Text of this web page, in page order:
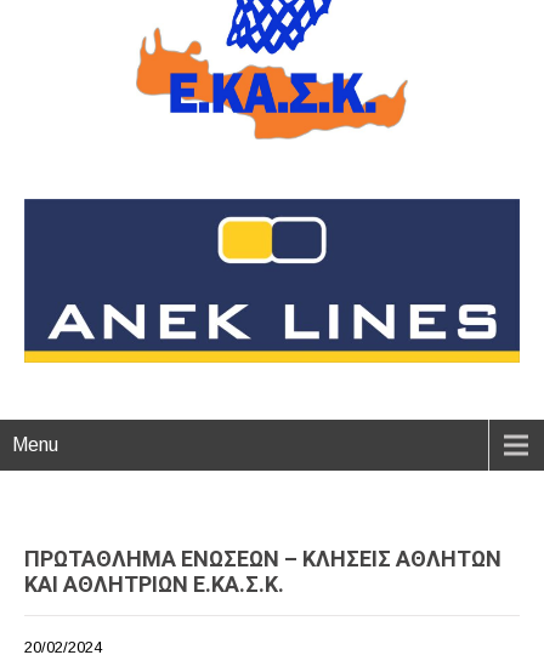
Menu
ΠΡΩΤΑΘΛΗΜΑ ΕΝΩΣΕΩΝ – ΚΛΗΣΕΙΣ ΑΘΛΗΤΩΝ
ΚΑΙ ΑΘΛΗΤΡΙΩΝ Ε.ΚΑ.Σ.Κ.
20/02/2024